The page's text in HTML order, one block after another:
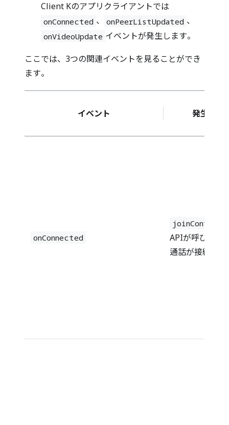
Client Kのアプリクライアントでは
onConnected 、 onPeerListUpdated 、
onVideoUpdate イベントが発生します。
ここでは、3つの関連イベントを見ることができ
ます。
イベント 発生条件
onConnected
APIが呼び出さ
通話が接続さ